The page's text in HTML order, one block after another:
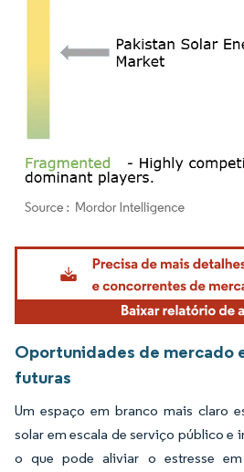
Imagem © Mordor Intelligence. O reuso
Oportunidades de mercado
futuras
Um espaço em branco mais claro
solar em escala de serviço público e
o que pode aliviar o estresse em